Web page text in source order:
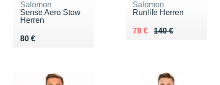
Salomon
Sense Aero Stow
Herren
80 €
Vendu 80 €
Salomon
Runlife Herren
140 €
Au lieu de 140 €
78 €
Vendu 78 €